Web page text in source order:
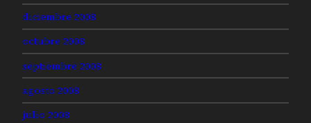
diciembre 2008
octubre 2008
septiembre 2008
agosto 2008
julio 2008